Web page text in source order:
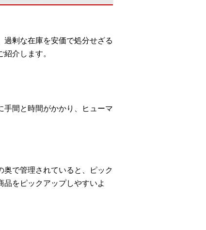
剰な在庫を安価で処分せざる
介します。
手間と時間がかかり、ヒューマ
奥で管理されていると、ピック
をピックアップしやすいよ